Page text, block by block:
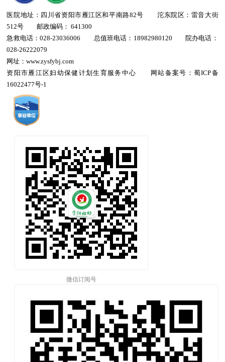
医院地址：四川省资阳市雁江区和平南路82号 沱东院区：雷音大街
512号 邮政编码： 641300
急救电话：028-23036006 总值班电话：18982980120 院办电话：
028-26222079
网址：www.zysfybj.com
资阳市雁江区妇幼保健计划生育服务中心 网站备案号： 蜀ICP备
16022477号-1
微信订阅号